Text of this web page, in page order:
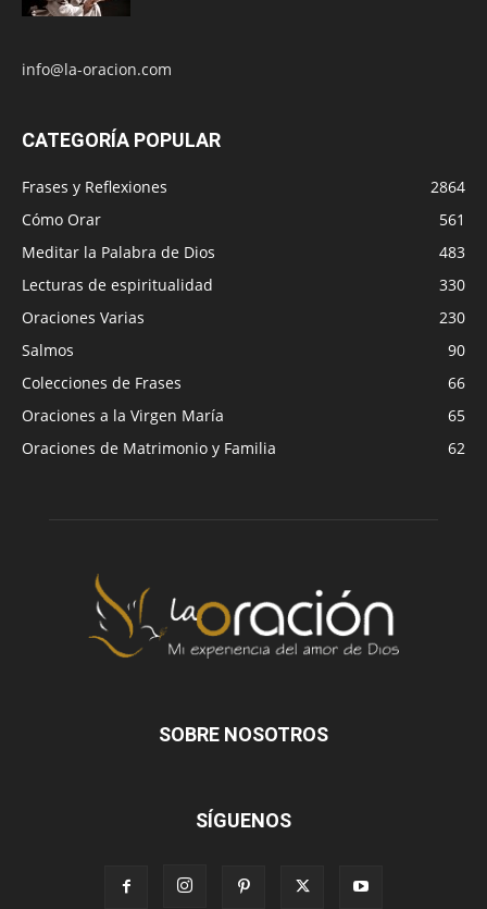
info@la-oracion.com
CATEGORÍA POPULAR
Frases y Reflexiones
2864
Cómo Orar
561
Meditar la Palabra de Dios
483
Lecturas de espiritualidad
330
Oraciones Varias
230
Salmos
90
Colecciones de Frases
66
Oraciones a la Virgen María
65
Oraciones de Matrimonio y Familia
62
SOBRE NOSOTROS
SÍGUENOS